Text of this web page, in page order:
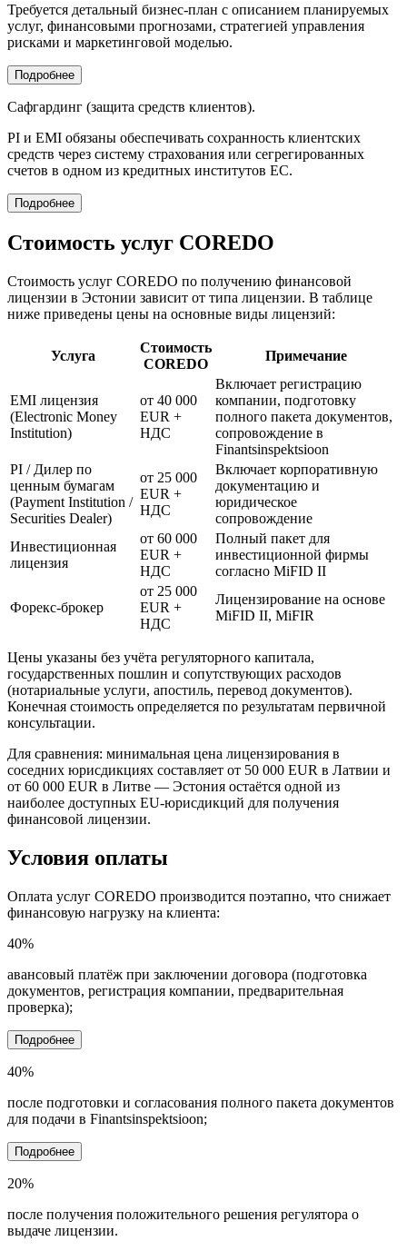
Требуется детальный бизнес-план с описанием планируемых
услуг, финансовыми прогнозами, стратегией управления
рисками и маркетинговой моделью.
Подробнее
Сафгардинг (защита средств клиентов).
PI и EMI обязаны обеспечивать сохранность клиентских
средств через систему страхования или сегрегированных
счетов в одном из кредитных институтов ЕС.
Подробнее
Стоимость услуг COREDO
Стоимость услуг COREDO по получению финансовой
лицензии в Эстонии зависит от типа лицензии. В таблице
ниже приведены цены на основные виды лицензий:
Услуга
Стоимость
COREDO
Примечание
EMI лицензия
(Electronic Money
Institution)
от 40 000
EUR +
НДС
Включает регистрацию
компании, подготовку
полного пакета документов,
сопровождение в
Finantsinspektsioon
PI / Дилер по
ценным бумагам
(Payment Institution /
Securities Dealer)
от 25 000
EUR +
НДС
Включает корпоративную
документацию и
юридическое
сопровождение
Инвестиционная
лицензия
от 60 000
EUR +
НДС
Полный пакет для
инвестиционной фирмы
согласно MiFID II
Форекс-брокер
от 25 000
EUR +
НДС
Лицензирование на основе
MiFID II, MiFIR
Цены указаны без учёта регуляторного капитала,
государственных пошлин и сопутствующих расходов
(нотариальные услуги, апостиль, перевод документов).
Конечная стоимость определяется по результатам первичной
консультации.
Для сравнения: минимальная цена лицензирования в
соседних юрисдикциях составляет от 50 000 EUR в Латвии и
от 60 000 EUR в Литве — Эстония остаётся одной из
наиболее доступных EU-юрисдикций для получения
финансовой лицензии.
Условия оплаты
Оплата услуг COREDO производится поэтапно, что снижает
финансовую нагрузку на клиента:
40%
авансовый платёж при заключении договора (подготовка
документов, регистрация компании, предварительная
проверка);
Подробнее
40%
после подготовки и согласования полного пакета документов
для подачи в Finantsinspektsioon;
Подробнее
20%
после получения положительного решения регулятора о
выдаче лицензии.